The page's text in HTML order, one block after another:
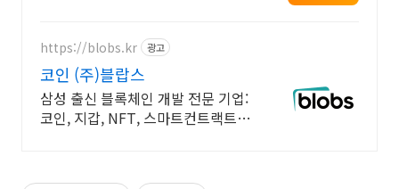
https://blobs.kr 광고
코인 (주)블랍스
삼성 출신 블록체인 개발 전문 기업:
코인, 지갑, NFT, 스마트컨트랙트